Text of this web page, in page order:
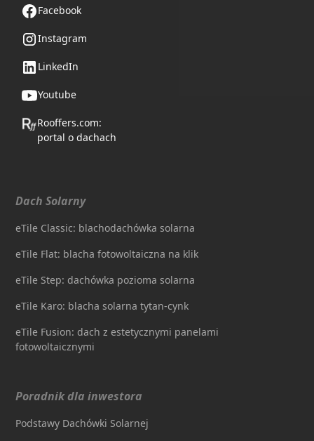
Facebook
Instagram
LinkedIn
Youtube
Rooffers.com:
portal o dachach
Dach Solarny
eTile Classic: blachodachówka solarna
eTile Flat: blacha fotowoltaiczna na klik
eTile Step: dachówka pozioma solarna
eTile Karo: blacha solarna tytan-cynk
eTile Fusion: dach z estetycznymi panelami
fotowoltaicznymi
Poradnik dla inwestora
Podstawy Dachówki Solarnej